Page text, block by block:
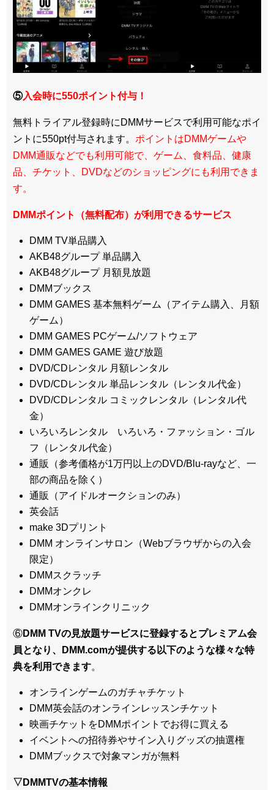
⑤入会時に550ポイント付与！
無料トライアル登録時にDMMサービスで利用可能なポイ
ントに550pt付与されます。 ポイントはDMMゲームや
DMM通販などでも利用可能で、ゲーム、食料品、健康
品、チケット、DVDなどのショッピングにも利用できま
す。
DMMポイント（無料配布）が利用できるサービス
DMM TV単品購入
AKB48グループ 単品購入
AKB48グループ 月額見放題
DMMブックス
DMM GAMES 基本無料ゲーム（アイテム購入、月額
ゲーム）
DMM GAMES PCゲーム/ソフトウェア
DMM GAMES GAME 遊び放題
DVD/CDレンタル 月額レンタル
DVD/CDレンタル 単品レンタル（レンタル代金）
DVD/CDレンタル コミックレンタル（レンタル代
金）
いろいろレンタル いろいろ・ファッション・ゴル
フ（レンタル代金）
通販（参考価格が1万円以上のDVD/Blu-rayなど、一
部の商品を除く）
通販（アイドルオークションのみ）
英会話
make 3Dプリント
DMM オンラインサロン（Webブラウザからの入会
限定）
DMMスクラッチ
DMMオンクレ
DMMオンラインクリニック
⑥DMM TVの見放題サービスに登録するとプレミアム会
員となり、DMM.comが提供する以下のような様々な特
典を利用できます。
オンラインゲームのガチャチケット
DMM英会話のオンラインレッスンチケット
映画チケットをDMMポイントでお得に買える
イベントへの招待券やサイン入りグッズの抽選権
DMMブックスで対象マンガが無料
▽DMMTVの基本情報